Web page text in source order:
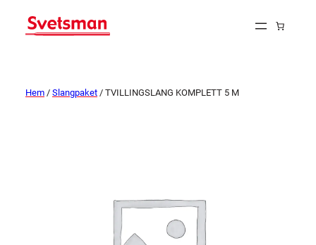
Hem / Slangpaket / TVILLINGSLANG KOMPLETT 5 M